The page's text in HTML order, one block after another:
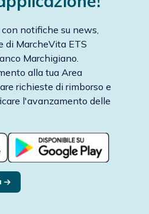
notifiche su news,
di MarcheVita ETS
Marchigiano.
alla tua Area
richieste di rimborso e
l'avanzamento delle